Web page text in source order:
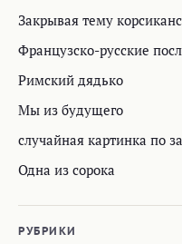
Закрывая тему
Французско-русские
Римский дядько
Мы из будущего
случайная картинка по
Одна из сорока
РУБРИКИ